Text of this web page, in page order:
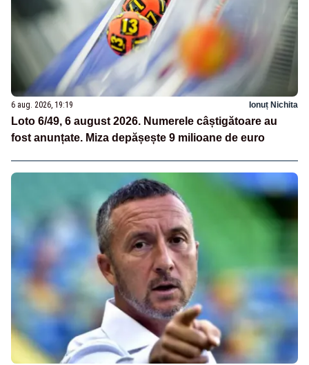
6 aug. 2026, 19:19 Ionuț Nichita
Loto 6/49, 6 august 2026. Numerele câștigătoare au
fost anunțate. Miza depășește 9 milioane de euro